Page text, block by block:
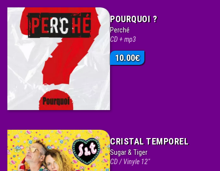
POURQUOI ?
Perché
CD + mp3
10.00€
CRISTAL TEMPOREL
Sugar & Tiger
CD / Vinyle 12"